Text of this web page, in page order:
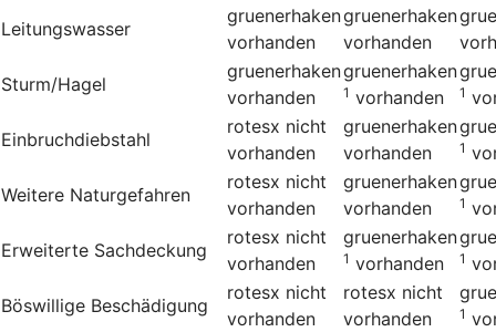
Leitungswasser
gruenerhaken
vorhanden
gruenerhaken
vorhanden
Sturm/Hagel
gruenerhaken
vorhanden
gruenerhaken
1 vorhanden 1
Einbruchdiebstahl
rotesx nicht
vorhanden
gruenerhaken
vorhanden
1
Weitere Naturgefahren
rotesx nicht
vorhanden
gruenerhaken
vorhanden
1
Erweiterte Sachdeckung
rotesx nicht
vorhanden
gruenerhaken
1 vorhanden 1
Böswillige Beschädigung
rotesx nicht
vorhanden
rotesx nicht
vorhanden
1